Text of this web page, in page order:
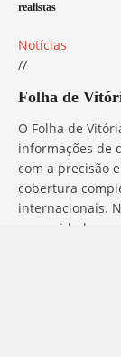
realistas
Notícias
//
Folha de
O Folha de
informações de
com a precisão
cobertura
internacionais.
comunidade